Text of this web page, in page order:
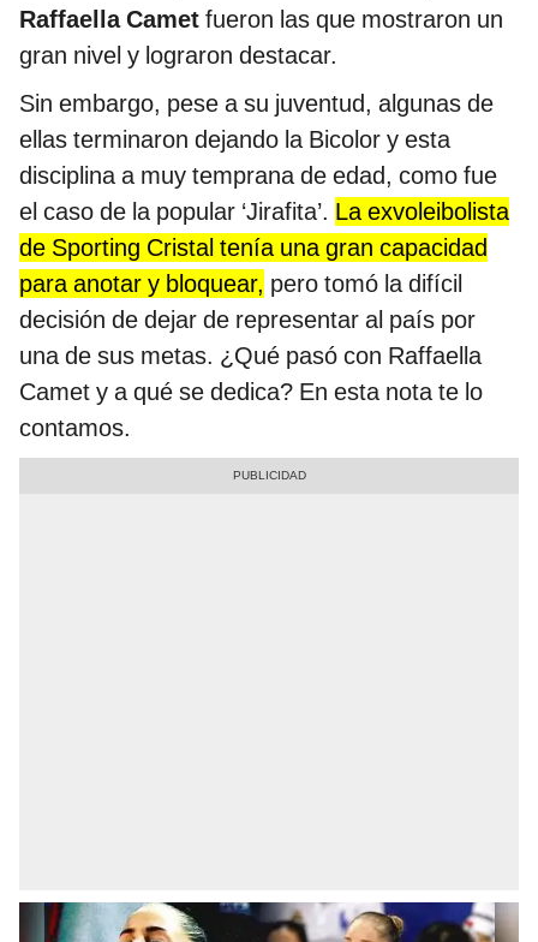
Raffaella Camet fueron las que mostraron un
gran nivel y lograron destacar.
Sin embargo, pese a su juventud, algunas de
ellas terminaron dejando la Bicolor y esta
disciplina a muy temprana de edad, como fue
el caso de la popular ‘Jirafita’. La exvoleibolista
de Sporting Cristal tenía una gran capacidad
para anotar y bloquear, pero tomó la difícil
decisión de dejar de representar al país por
una de sus metas. ¿Qué pasó con Raffaella
Camet y a qué se dedica? En esta nota te lo
contamos.